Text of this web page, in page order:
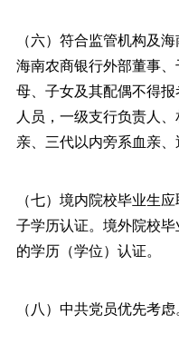
（六）符合监管机构及
海南农商银行外部董事
母、子女及其配偶不得
人员，一级支行负责人
亲、三代以内旁系血亲、
（七）境内院校毕业生
子学历认证。境外院校
的学历（学位）认证。
（八）中共党员优先考虑。